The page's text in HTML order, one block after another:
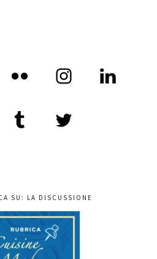
SU: LA DISCUSSIONE